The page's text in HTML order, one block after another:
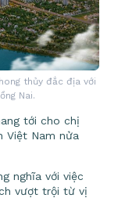
thủy đắc địa với
Nai.
tới cho chị
Việt Nam nửa
nghĩa với việc
vượt trội từ vị